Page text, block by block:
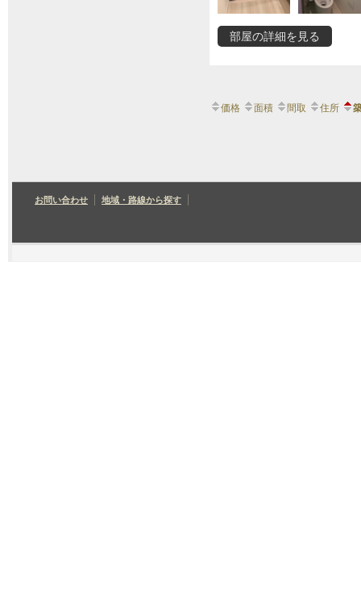
部屋の詳細を見る
価格 面積 間取 住所
お問い合わせ 地域・路線から探す